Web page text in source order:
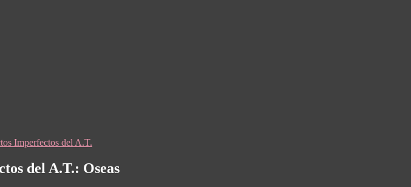
Categories
Imperfectos del A.T.
del A.T.: Oseas